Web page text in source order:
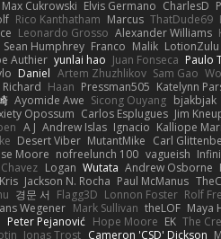
Max Cukrowski Elvis Germano CharlesD
Rico Kanthatham Marcus ThatDude69
Leonardo Grosso Alexander Williams
Sean Humphrey Franco Malik LotionZulu
Authier yunlai hao Juan Fonseca Paulo
Daniel Artem Zhuzhlikov Sam Gao
Richard Haan Pressman505 Katelynn
Ayomide Awe Sicong Ouyang bjakbjak
Opossum Carlos Esplugues Jim
A J Andrew Islas Ignacio Kalliope
Desert Viber MutantMike Carl
Moore nofreelunch 100 vagueish
Logan Wutata Andrew Osborne
Kris Jackson N. Rocha Paul McManus
경문 서 Flagg3D Lonnon Foster Rolf
Wegener Mark Sullivan theLOF Maya
Peter Pejanović Hope Moore EK The
Jonas Trost Cameron 'CSD' Dickson